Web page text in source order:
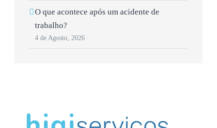
O que acontece após um acidente de
trabalho?
4 de Agosto, 2026